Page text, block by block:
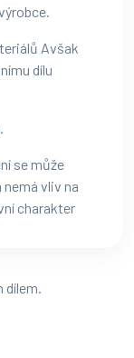
Avšak
dílu
se může
vliv na
charakter
dílem.